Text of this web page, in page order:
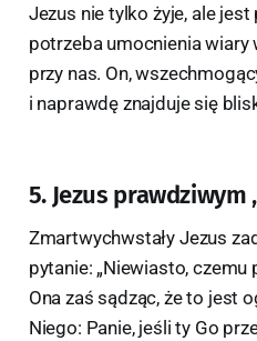
Jezus nie tylko żyje, ale
potrzeba umocnienia
przy nas. On,
i naprawdę znajduje się
5. Jezus
Zmartwychwstały Jezus
pytanie: „Niewiasto, czemu
Ona zaś sądząc, że to jest
Niego: Panie, jeśli ty Go